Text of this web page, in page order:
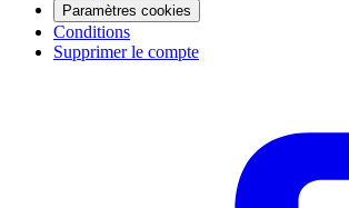
Paramètres cookies
Conditions
Supprimer le compte